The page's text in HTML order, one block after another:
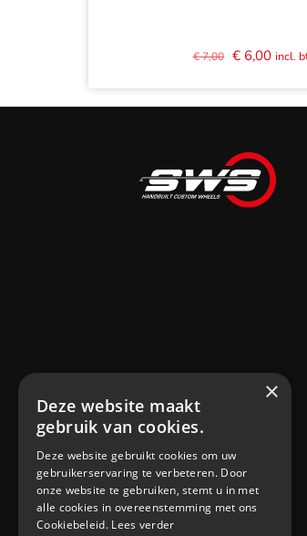
€7,00 €6,00 incl.
×
Deze website maakt
gebruik van cookies.
Deze website gebruikt cookies om uw
gebruikerservaring te verbeteren. Door
onze website te gebruiken, stemt u in met
alle cookies in overeenstemming met ons
Cookiebeleid. Lees verder